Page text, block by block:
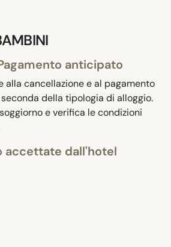
anticipato
alla cancellazione e al pagamento
della tipologia di alloggio.
e verifica le condizioni
accettate dall'hotel